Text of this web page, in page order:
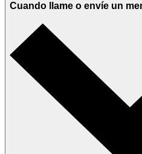
Cuando llame o envíe un